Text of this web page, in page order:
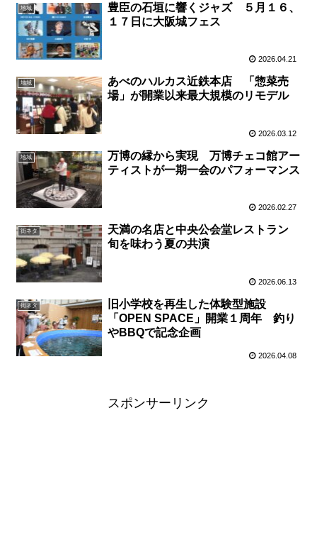
地域
豊臣の石垣に響くジャズ ５月１６、
１７日に大阪城フェス
2026.04.21
地域
あべのハルカス近鉄本店 「惣菜売
場」が開業以来最大規模のリモデル
2026.03.12
地域
万博の縁から実現 万博チェコ館アー
ティストが一期一会のパフォーマンス
2026.02.27
街ネタ
天満の名店と中央公会堂レストラン
旬を味わう夏の共演
2026.06.13
街ネタ
旧小学校を再生した体験型施設
「OPEN SPACE」開業１周年 釣り
やBBQで記念企画
2026.04.08
スポンサーリンク